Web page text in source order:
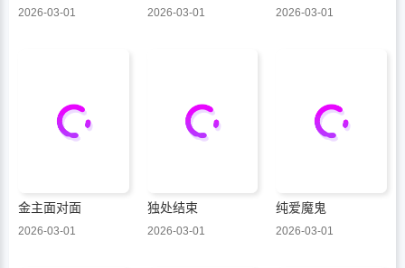
2026-03-01 2026-03-01 2026-03-01
金主面对面
2026-03-01
独处结束
2026-03-01
纯爱魔鬼
2026-03-01